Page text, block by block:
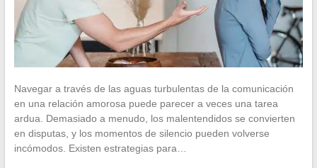
Navegar a través de las aguas turbulentas de la comunicación
en una relación amorosa puede parecer a veces una tarea
ardua. Demasiado a menudo, los malentendidos se convierten
en disputas, y los momentos de silencio pueden volverse
incómodos. Existen estrategias para…